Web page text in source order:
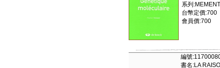
系列
台幣定價:700
會員價:700
編號
書名:LA